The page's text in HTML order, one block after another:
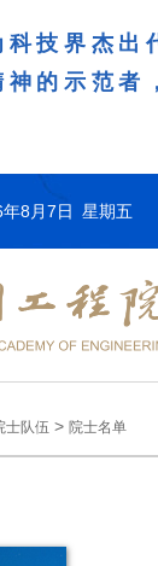
技界杰出
的示范者
年8月7日 星期五
士队伍 > 院士名单